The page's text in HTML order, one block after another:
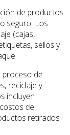
de productos
seguro. Los
(cajas,
sellos y
proceso de
reciclaje y
incluyen
de
retirados